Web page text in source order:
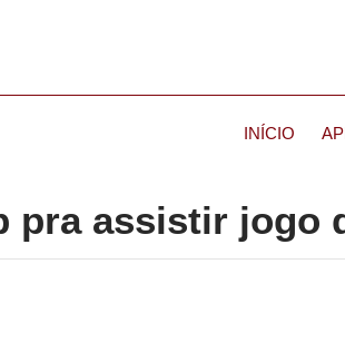
INÍCIO
pra assistir jogo